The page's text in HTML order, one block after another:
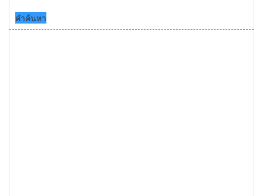
คำค้นหา